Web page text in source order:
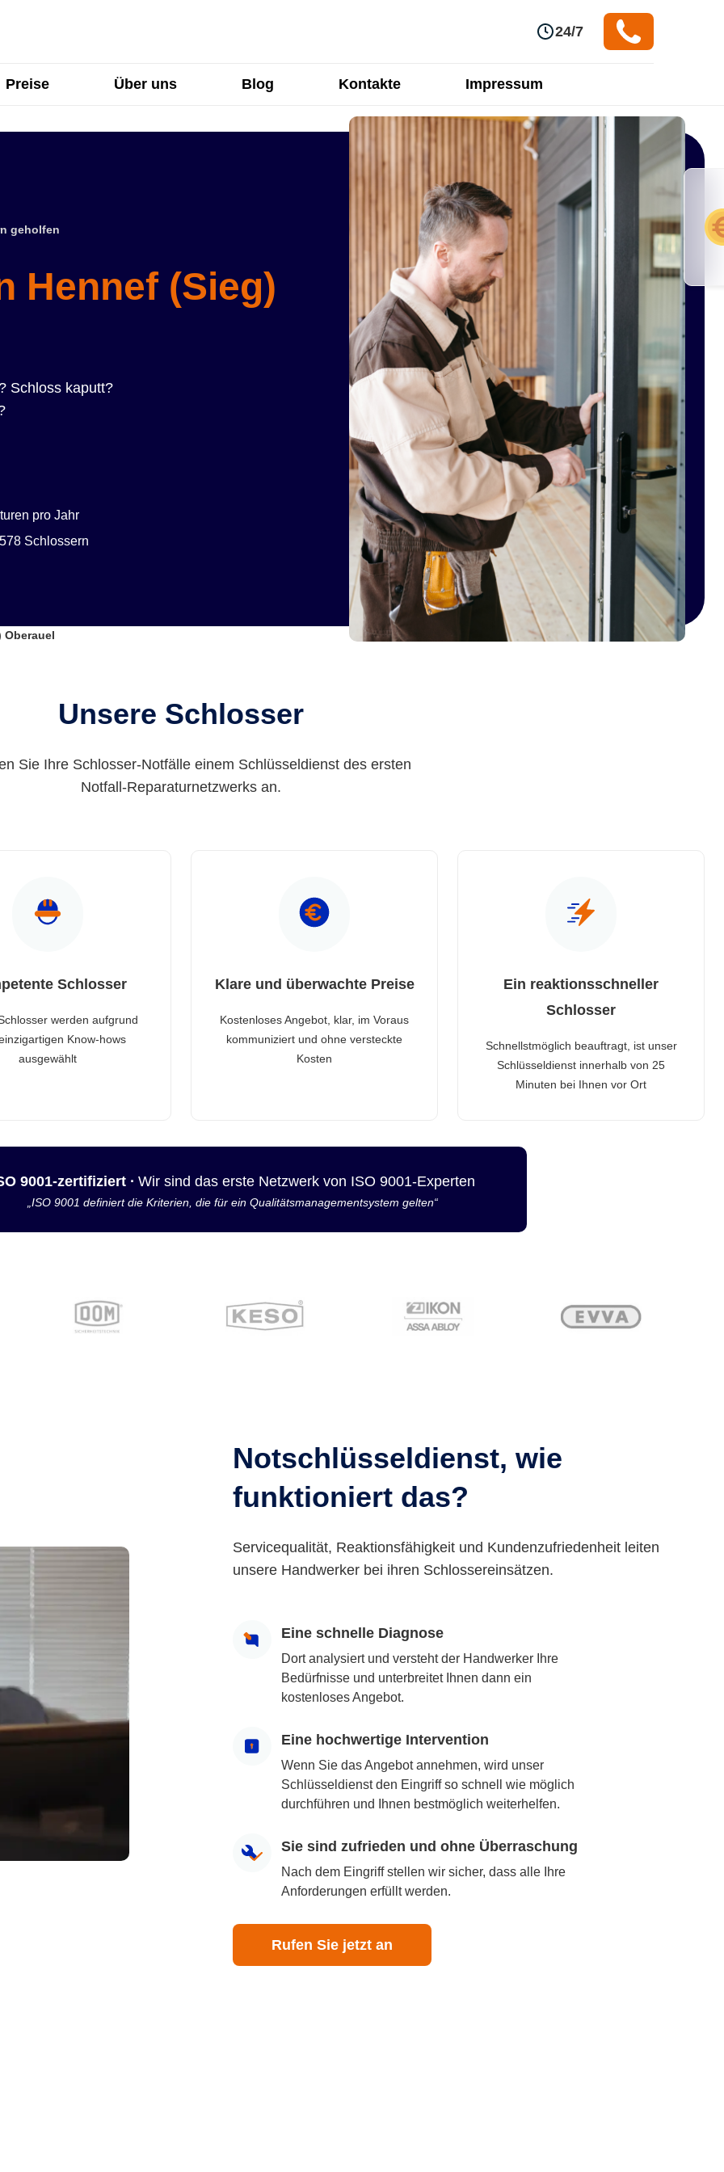
24/7
Preise Über uns Blog Kontakte Impressum
geholfen
Hennef (Sieg)
Schloss kaputt?
pro Jahr
Schlossern
Unsere Schlosser
Sie Ihre Schlosser-Notfälle einem Schlüsseldienst des ersten
Notfall-Reparaturnetzwerks an.
Schlosser
werden aufgrund
Know-hows
ausgewählt
Klare und überwachte Preise
Kostenloses Angebot, klar, im Voraus
kommuniziert und ohne versteckte
Kosten
Ein reaktionsschneller
Schlosser
Schnellstmöglich beauftragt, ist unser
Schlüsseldienst innerhalb von 25
Minuten bei Ihnen vor Ort
9001-zertifiziert · Wir sind das erste Netzwerk von ISO 9001-Experten
„ISO 9001 definiert die Kriterien, die für ein Qualitätsmanagementsystem gelten“
Notschlüsseldienst, wie
funktioniert das?
Servicequalität, Reaktionsfähigkeit und Kundenzufriedenheit leiten
unsere Handwerker bei ihren Schlossereinsätzen.
Eine schnelle Diagnose
Dort analysiert und versteht der Handwerker Ihre
Bedürfnisse und unterbreitet Ihnen dann ein
kostenloses Angebot.
Eine hochwertige Intervention
Wenn Sie das Angebot annehmen, wird unser
Schlüsseldienst den Eingriff so schnell wie möglich
durchführen und Ihnen bestmöglich weiterhelfen.
Sie sind zufrieden und ohne Überraschung
Nach dem Eingriff stellen wir sicher, dass alle Ihre
Anforderungen erfüllt werden.
Rufen Sie jetzt an